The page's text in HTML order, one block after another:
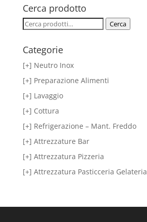
Cerca prodotto
Cerca: Cerca
Categorie
[+] Neutro Inox
[+] Preparazione Alimenti
[+] Lavaggio
[+] Cottura
[+] Refrigerazione – Mant. Freddo
[+] Attrezzature Bar
[+] Attrezzatura Pizzeria
[+] Attrezzatura Pasticceria Gelateria